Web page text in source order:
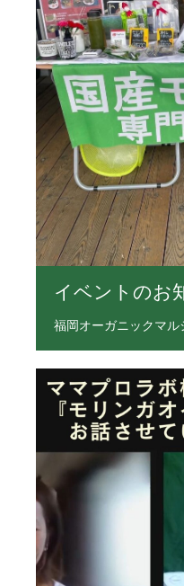
イベントのお
福岡オーガニックマ